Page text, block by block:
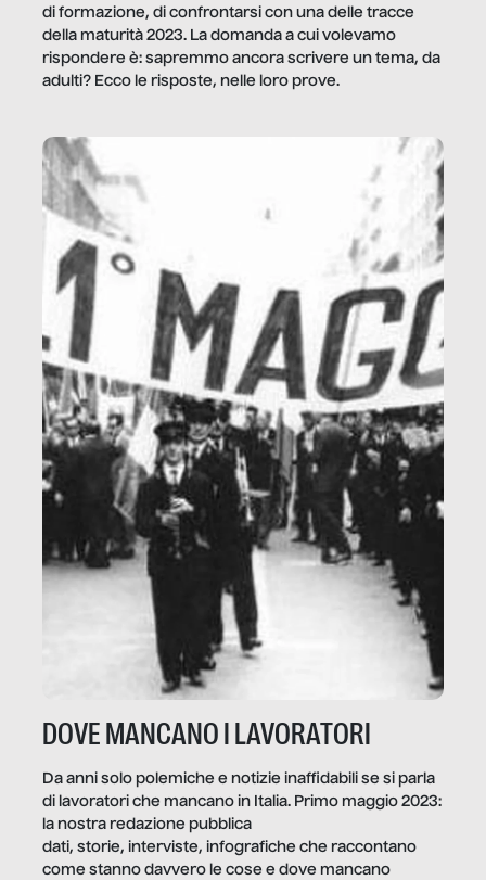
di formazione, di confrontarsi con una delle tracce
della maturità 2023. La domanda a cui volevamo
rispondere è: sapremmo ancora scrivere un tema, da
adulti? Ecco le risposte, nelle loro prove.
DOVE MANCANO I LAVORATORI
Da anni solo polemiche e notizie inaffidabili se si parla
di lavoratori che mancano in Italia. Primo maggio 2023:
la nostra redazione pubblica
dati, storie, interviste, infografiche che raccontano
come stanno davvero le cose e dove mancano